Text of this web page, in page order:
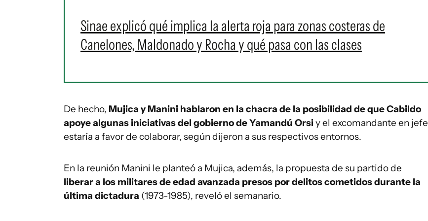
Sinae explicó qué implica la alerta roja para zonas costeras de
Canelones, Maldonado y Rocha y qué pasa con las clases
De hecho, Mujica y Manini hablaron en la chacra de la posibilidad de que Cabildo
apoye algunas iniciativas del gobierno de Yamandú Orsi y el excomandante en jefe
estaría a favor de colaborar, según dijeron a sus respectivos entornos.
En la reunión Manini le planteó a Mujica, además, la propuesta de su partido de
liberar a los militares de edad avanzada presos por delitos cometidos durante la
última dictadura (1973-1985), reveló el semanario.